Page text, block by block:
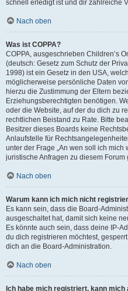
schnell erledigt ist und dir zahlreiche
Nach oben
Was ist COPPA?
COPPA, ausgeschrieben Children’s
(deutsch: Gesetz zum Schutz der
1998) ist ein Gesetz in den USA,
möglicherweise persönliche Daten
hierzu die Zustimmung der Eltern
Erziehungsberechtigten benötigen.
oder die Website, auf der du dich zu
rechtlichen Beistand zu Rate. Bitte
Besitzer dieses Boards keine
Anlaufstelle für
unter der Frage „An wen soll ich
juristische Anfragen zu diesem Forum
Nach oben
Warum kann ich mich nicht
Es kann sein, dass die Board-
ausgeschaltet hat, damit sich keine
Es könnte auch sein, dass deine IP-
du dich registrieren möchtest,
dich an die Board-Administration.
Nach oben
Ich habe mich registriert, kann mich